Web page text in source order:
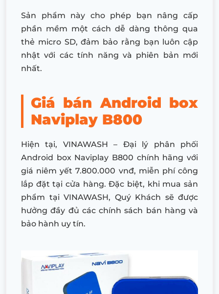
Sản phẩm này cho phép bạn nâng cấp
phần mềm một cách dễ dàng thông qua
thẻ micro SD, đảm bảo rằng bạn luôn cập
nhật với các tính năng và phiên bản mới
nhất.
Giá bán Android box
Naviplay B800
Hiện tại, VINAWASH – Đại lý phân phối
Android box Naviplay B800 chính hãng với
giá niêm yết 7.800.000 vnđ, miễn phí công
lắp đặt tại cửa hàng. Đặc biệt, khi mua sản
phẩm tại VINAWASH, Quý Khách sẽ được
hưởng đầy đủ các chính sách bán hàng và
bảo hành uy tín.